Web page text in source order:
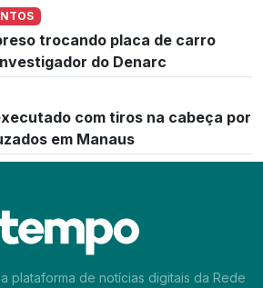
trocando placa de carro
do Denarc
com tiros na cabeça por
em Manaus
plataforma de notícias digitais da Rede